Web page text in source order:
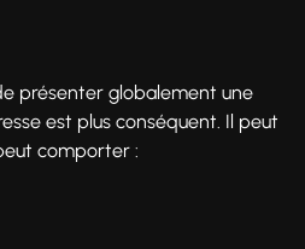
présenter globalement une
est plus conséquent. Il peut
comporter :